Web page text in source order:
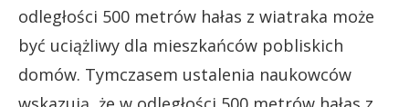
odległości 500 metrów hałas z wiatraka może
być uciążliwy dla mieszkańców pobliskich
domów. Tymczasem ustalenia naukowców